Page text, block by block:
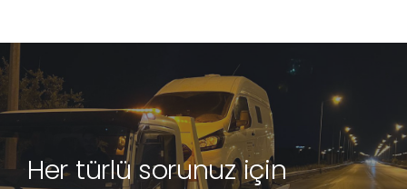
Her türlü sorunuz için